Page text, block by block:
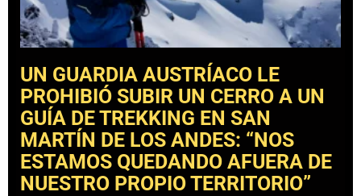
UN GUARDIA AUSTRÍACO LE
PROHIBIÓ SUBIR UN CERRO A UN
GUÍA DE TREKKING EN SAN
MARTÍN DE LOS ANDES: “NOS
ESTAMOS QUEDANDO AFUERA DE
NUESTRO PROPIO TERRITORIO”